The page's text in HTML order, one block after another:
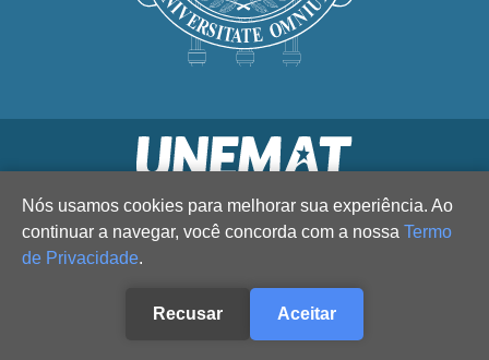
Nós usamos cookies para melhorar sua experiência. Ao
continuar a navegar, você concorda com a nossa Termo
de Privacidade.
Recusar Aceitar